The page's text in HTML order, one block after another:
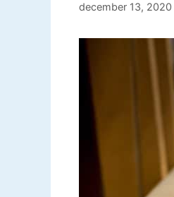
december 13, 2020